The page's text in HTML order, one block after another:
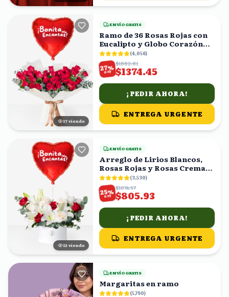
16 viendo
ENVÍO GRATIS
Ramo de 36 Rosas Rojas con
Eucalipto y Globo Corazón
'Bonita Me Encantas!'
(4,056)
27%
OFF
$1882.81
$1374.45
¡PEDIR AHORA!
ENTREGA URGENTE
11 viendo
ENVÍO GRATIS
Arreglo de Lirios Blancos,
Rosas Rojas y Rosas Crema
en Caja con Globo
(3,530)
25%
OFF
$1074.57
$805.93
¡PEDIR AHORA!
ENTREGA URGENTE
ENVÍO GRATIS
Margaritas en ramo
(5,790)